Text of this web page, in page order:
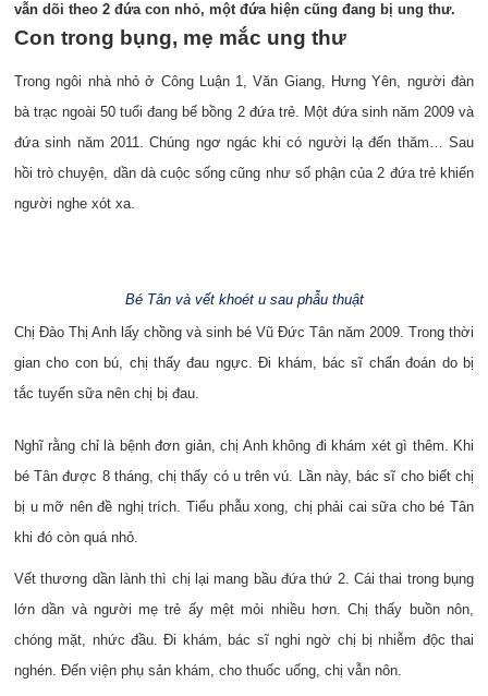
vẫn dõi theo 2 đứa con nhỏ, một đứa hiện cũng đang bị ung thư.
Con trong bụng, mẹ mắc ung thư
Trong ngôi nhà nhỏ ở Công Luận 1, Văn Giang, Hưng Yên, người đàn
bà trạc ngoài 50 tuổi đang bế bồng 2 đứa trẻ. Một đứa sinh năm 2009 và
đứa sinh năm 2011. Chúng ngơ ngác khi có người lạ đến thăm… Sau
hồi trò chuyện, dần dà cuộc sống cũng như số phận của 2 đứa trẻ khiến
người nghe xót xa.
BéTân và vết khoét u sau phẫu thuật
Chị Đào Thị Anh lấy chồng và sinh bé Vũ Đức Tân năm 2009. Trong thời
gian cho con bú, chị thấy đau ngực. Đi khám, bác sĩ chẩn đoán do bị
tắc tuyến sữa nên chị bị đau.
Nghĩ rằng chỉ là bệnh đơn giản, chị Anh không đi khám xét gì thêm. Khi
bé Tân được 8 tháng, chị thấy có u trên vú. Lần này, bác sĩ cho biết chị
bị u mỡ nên đề nghị trích. Tiểu phẫu xong, chị phải cai sữa cho bé Tân
khi đó còn quá nhỏ.
Vết thương dần lành thì chị lại mang bầu đứa thứ 2. Cái thai trong bụng
lớn dần và người mẹ trẻ ấy mệt mỏi nhiều hơn. Chị thấy buồn nôn,
chóng mặt, nhức đầu. Đi khám, bác sĩ nghi ngờ chị bị nhiễm độc thai
nghén. Đến viện phụ sản khám, cho thuốc uống, chị vẫn nôn.